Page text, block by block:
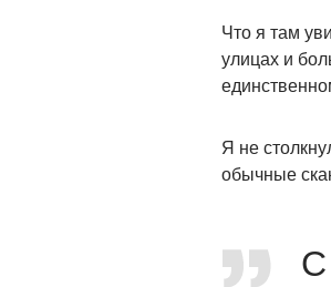
Что я там
улицах и
Я не
обычные
С